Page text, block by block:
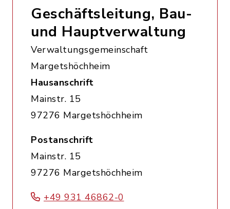
Geschäftsleitung, Bau-
und Hauptverwaltung
Verwaltungsgemeinschaft
Margetshöchheim
Hausanschrift
Mainstr. 15
97276 Margetshöchheim
Postanschrift
Mainstr. 15
97276 Margetshöchheim
+49 931 46862-0